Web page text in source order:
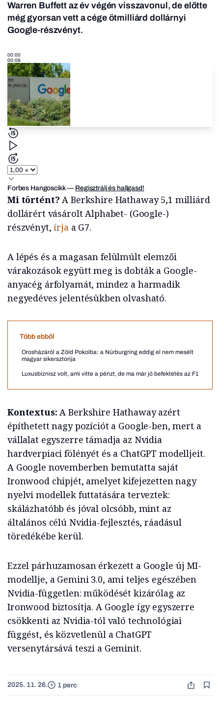
Warren Buffett az év végén visszavonul, de előtte
még gyorsan vett a cége ötmilliárd dollárnyi
Google-részvényt.
00:00
00:08
Forbes Hangoscikk— Regisztrálj és hallgasd!
Mi történt?A Berkshire Hathaway 5,1 milliárd
dollárért vásárolt Alphabet- (Google-)
részvényt,írjaa G7.
A lépés és a magasan felülmúlt elemzői
várakozások együtt meg is dobták a Google-
anyacég árfolyamát, mindez a harmadik
negyedéves jelentésükben olvasható.
Több ebből
Orosházáról a Zöld Pokolba: a Nürburgring eddig el nem mesélt
magyar sikersztorija
Luxusbiznisz volt, ami vitte a pénzt, de ma már jó befektetés az F1
Kontextus: A Berkshire Hathaway azért
építhetett nagy pozíciót a Google-ben, mert a
vállalat egyszerre támadja az Nvidia
hardverpiaci fölényét és a ChatGPT modelljeit.
A Google novemberben bemutatta saját
Ironwood chipjét, amelyet kifejezetten nagy
nyelvi modellek futtatására terveztek:
skálázhatóbb és jóval olcsóbb, mint az
általános célú Nvidia-fejlesztés, ráadásul
töredékébe kerül.
Ezzel párhuzamosan érkezett a Google új MI-
modellje, a Gemini 3.0, ami teljes egészében
Nvidia-független: működését kizárólag az
Ironwood biztosítja. A Google így egyszerre
csökkenti az Nvidia-tól való technológiai
függést, és közvetlenül a ChatGPT
versenytársává teszi a Geminit.
2025. 11. 26. 1 perc